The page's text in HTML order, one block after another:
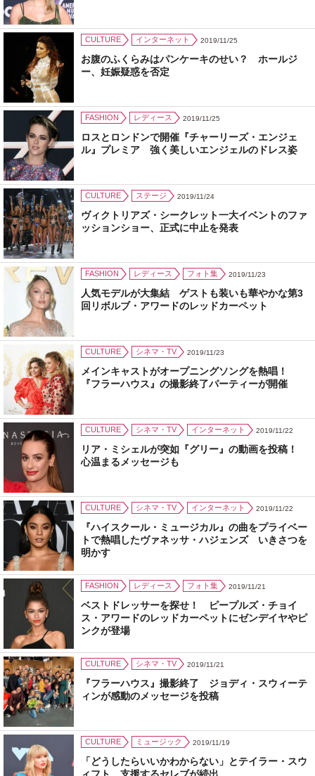
CULTURE インターネット 2019/11/25
お腹のふくらみはパンケーキのせい？ ホールジ
ー、妊娠疑惑を否定
FASHION レディース 2019/11/25
ロスとロンドンで開催『チャーリーズ・エンジェ
ル』プレミア 強く美しいエンジェルのドレス姿
CULTURE ステージ 2019/11/24
ヴィクトリアズ・シークレット一大イベントのファ
ッションショー、正式に中止を発表
FASHION レディース フォト集 2019/11/23
人気モデルが大集結 ゲストも装いも華やかな第3
回リボルブ・アワードのレッドカーペット
CULTURE シネマ・TV 2019/11/23
メインキャストがオープニングソングを熱唱！
『フラーハウス』の撮影終了パーティーが開催
CULTURE シネマ・TV インターネット 2019/11/22
リア・ミシェルが突如『グリー』の動画を投稿！
心温まるメッセージも
CULTURE シネマ・TV インターネット 2019/11/22
『ハイスクール・ミュージカル』の曲をプライベー
トで熱唱したヴァネッサ・ハジェンズ いきさつを
明かす
FASHION レディース フォト集 2019/11/21
ベストドレッサーを探せ！ ピープルズ・チョイ
ス・アワードのレッドカーペットにゼンデイヤやピ
ンクが登場
CULTURE シネマ・TV 2019/11/21
『フラーハウス』撮影終了 ジョディ・スウィーテ
ィンが感動のメッセージを投稿
CULTURE ミュージック 2019/11/19
「どうしたらいいかわからない」とテイラー・スウ